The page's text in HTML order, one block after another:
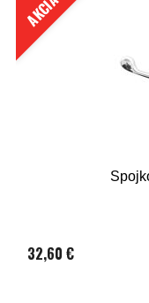
AKCIA
32,60 €